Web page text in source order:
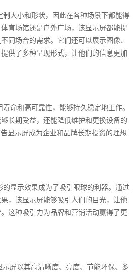
制大小和形状，因此在各种场景下都能得
育场馆还是户外广场，该显示屏都能提
同场合的需求。它们还可以展示图像、
供了多种呈现形式，让他们的信息更加
命和高可靠性，能够持久稳定地工作。
长期受益，还能降低维护和更换设备的
显示屏成为企业和品牌长期投资的理想
显示效果成为了吸引眼球的利器。通过
，该显示屏能够吸引人们的目光，让他
这种吸引力为品牌和营销活动赢得了更
屏以其高清晰度、亮度、节能环保、多